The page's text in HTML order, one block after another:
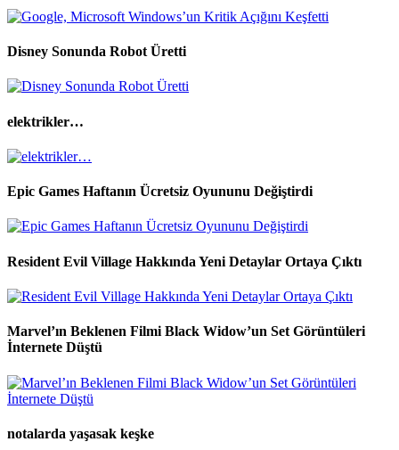
Disney Sonunda Robot Üretti
elektrikler…
Epic Games Haftanın Ücretsiz Oyununu Değiştirdi
Resident Evil Village Hakkında Yeni Detaylar Ortaya Çıktı
Marvel’ın Beklenen Filmi Black Widow’un Set Görüntüleri
İnternete Düştü
notalarda yaşasak keşke